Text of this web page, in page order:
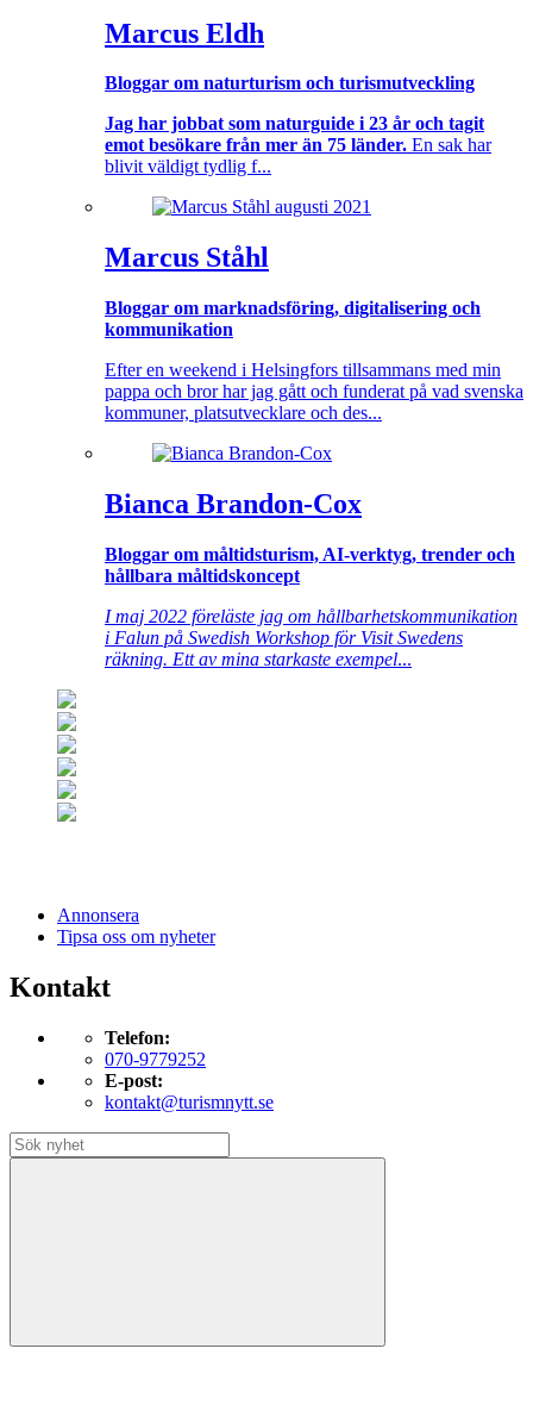
Marcus Eldh
Bloggar om naturturism och turismutveckling
Jag har jobbat som naturguide i 23 år och tagit
emot besökare från mer än 75 länder. En sak har
blivit väldigt tydlig f...
Marcus Ståhl
Bloggar om marknadsföring, digitalisering och
kommunikation
Efter en weekend i Helsingfors tillsammans med min
pappa och bror har jag gått och funderat på vad svenska
kommuner, platsutvecklare och des...
Bianca Brandon-Cox
Bloggar om måltidsturism, AI-verktyg, trender och
hållbara måltidskoncept
I maj 2022 föreläste jag om hållbarhetskommunikation
i Falun på Swedish Workshop för Visit Swedens
räkning. Ett av mina starkaste exempel...
Annonsera
Tipsa oss om nyheter
Kontakt
Telefon:
070-9779252
E-post:
kontakt@turismnytt.se